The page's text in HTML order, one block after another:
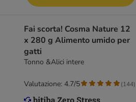
Fai scorta! Cosma Nature 12
x 280 g Alimento umido per
gatti
Tonno &Alici intere
Valutazione: 4.7/5 (144)